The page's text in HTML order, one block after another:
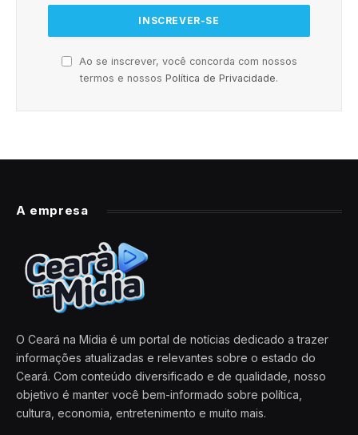
Ao se inscrever, você concorda com nossos
termos e nossos Política de Privacidade.
A empresa
O Ceará na Mídia é um portal de notícias dedicado a trazer
informações atualizadas e relevantes sobre o estado do
Ceará. Com conteúdo diversificado e de qualidade, nosso
objetivo é manter você bem-informado sobre política,
cultura, economia, entretenimento e muito mais.